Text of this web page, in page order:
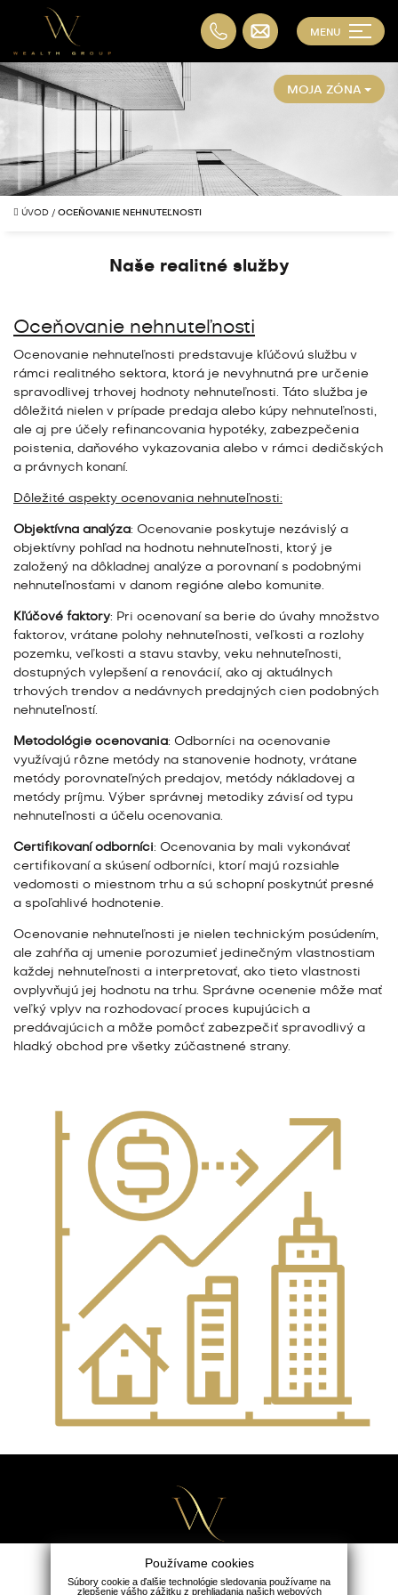
MOJA ZÓNA
MENU
ÚVOD / OCEŇOVANIE NEHNUTEĽNOSTI
Naše realitné služby
Oceňovanie nehnuteľnosti
Ocenovanie nehnuteľnosti predstavuje kľúčovú službu v
rámci realitného sektora, ktorá je nevyhnutná pre určenie
spravodlivej trhovej hodnoty nehnuteľnosti. Táto služba je
dôležitá nielen v prípade predaja alebo kúpy nehnuteľnosti,
ale aj pre účely refinancovania hypotéky, zabezpečenia
poistenia, daňového vykazovania alebo v rámci dedičských
a právnych konaní.
Dôležité aspekty ocenovania nehnuteľnosti:
Objektívna analýza: Ocenovanie poskytuje nezávislý a
objektívny pohľad na hodnotu nehnuteľnosti, ktorý je
založený na dôkladnej analýze a porovnaní s podobnými
nehnuteľnosťami v danom regióne alebo komunite.
Kľúčové faktory: Pri ocenovaní sa berie do úvahy množstvo
faktorov, vrátane polohy nehnuteľnosti, veľkosti a rozlohy
pozemku, veľkosti a stavu stavby, veku nehnuteľnosti,
dostupných vylepšení a renovácií, ako aj aktuálnych
trhových trendov a nedávnych predajných cien podobných
nehnuteľností.
Metodológie ocenovania: Odborníci na ocenovanie
využívajú rôzne metódy na stanovenie hodnoty, vrátane
metódy porovnateľných predajov, metódy nákladovej a
metódy príjmu. Výber správnej metodiky závisí od typu
nehnuteľnosti a účelu ocenovania.
Certifikovaní odborníci: Ocenovania by mali vykonávať
certifikovaní a skúsení odborníci, ktorí majú rozsiahle
vedomosti o miestnom trhu a sú schopní poskytnúť presné
a spoľahlivé hodnotenie.
Ocenovanie nehnuteľnosti je nielen technickým posúdením,
ale zahŕňa aj umenie porozumieť jedinečným vlastnostiam
každej nehnuteľnosti a interpretovať, ako tieto vlastnosti
ovplyvňujú jej hodnotu na trhu. Správne ocenenie môže mať
veľký vplyv na rozhodovací proces kupujúcich a
predávajúcich a môže pomôcť zabezpečiť spravodlivý a
hladký obchod pre všetky zúčastnené strany.
Používame cookies
Súbory cookie a ďalšie technológie sledovania používame na
zlepšenie vášho zážitku z prehliadania našich webových